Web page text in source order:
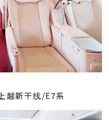
越新干线/E7系